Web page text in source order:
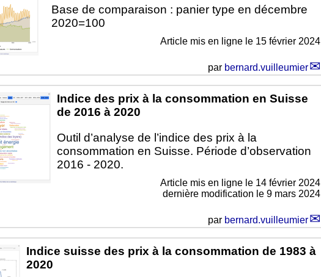
Base de comparaison : panier type en décembre
2020=100
Article mis en ligne le 15 février 2024
par bernard.vuilleumier
Indice des prix à la consommation en Suisse
de 2016 à 2020
Outil d’analyse de l’indice des prix à la
consommation en Suisse. Période d’observation
2016 - 2020.
Article mis en ligne le 14 février 2024
dernière modification le 9 mars 2024
par bernard.vuilleumier
Indice suisse des prix à la consommation de 1983 à
2020